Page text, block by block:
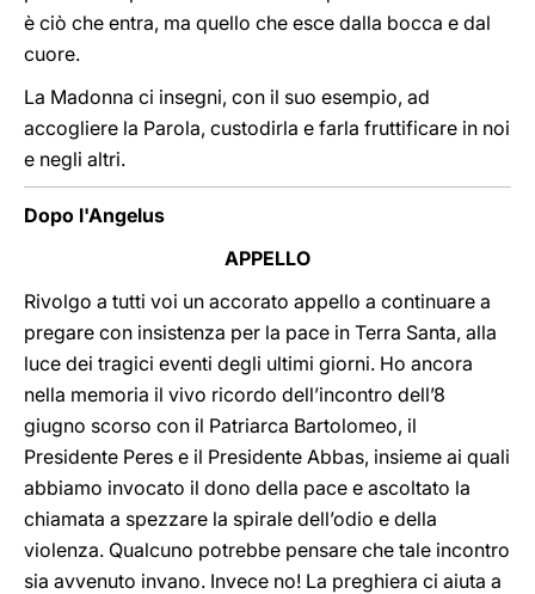
è ciò che entra, ma quello che esce dalla bocca e dal
cuore.
La Madonna ci insegni, con il suo esempio, ad
accogliere la Parola, custodirla e farla fruttificare in noi
e negli altri.
Dopo l'Angelus
APPELLO
Rivolgo a tutti voi un accorato appello a continuare a
pregare con insistenza per la pace in Terra Santa, alla
luce dei tragici eventi degli ultimi giorni. Ho ancora
nella memoria il vivo ricordo dell’incontro dell’8
giugno scorso con il Patriarca Bartolomeo, il
Presidente Peres e il Presidente Abbas, insieme ai quali
abbiamo invocato il dono della pace e ascoltato la
chiamata a spezzare la spirale dell’odio e della
violenza. Qualcuno potrebbe pensare che tale incontro
sia avvenuto invano. Invece no! La preghiera ci aiuta a